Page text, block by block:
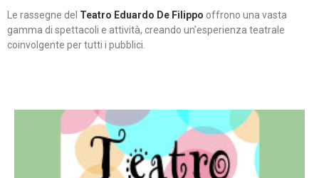
Le rassegne del Teatro Eduardo De Filippo offrono una vasta
gamma di spettacoli e attività, creando un’esperienza teatrale
coinvolgente per tutti i pubblici.
Continua